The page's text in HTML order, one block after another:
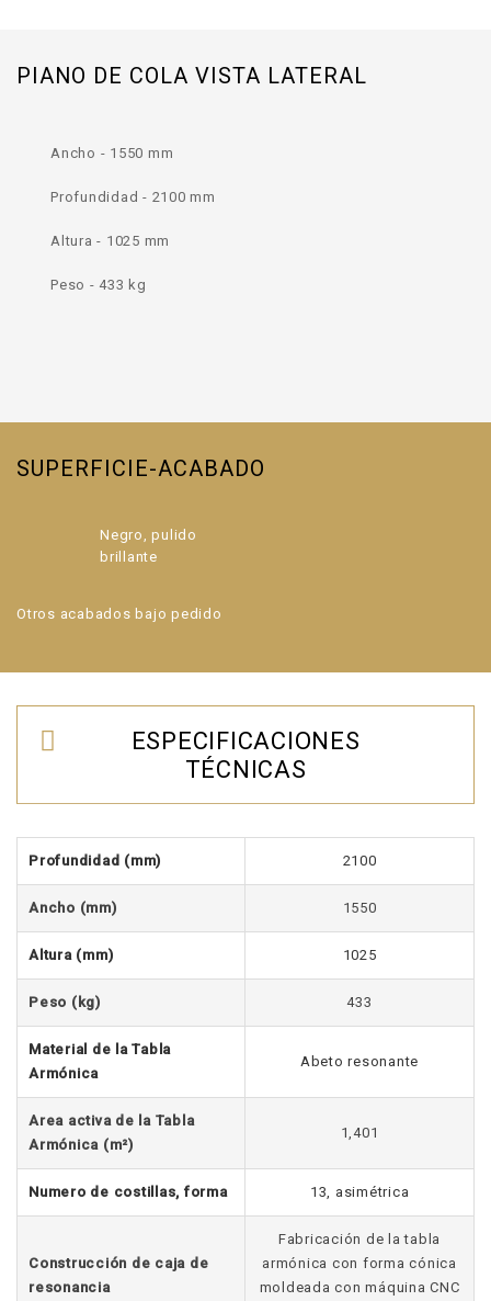
PIANO DE COLA VISTA LATERAL
Ancho - 1550 mm
Profundidad - 2100 mm
Altura - 1025 mm
Peso - 433 kg
SUPERFICIE-ACABADO
Negro, pulido
brillante
Otros acabados bajo pedido
ESPECIFICACIONES
TÉCNICAS
Profundidad (mm) 2100
Ancho (mm) 1550
Altura (mm) 1025
Peso (kg) 433
Material de la Tabla
Armónica
Abeto resonante
Area activa de la Tabla
Armónica (m²)
1,401
Numero de costillas, forma 13, asimétrica
Construcción de caja de
resonancia
Fabricación de la tabla
armónica con forma cónica
moldeada con máquina CNC